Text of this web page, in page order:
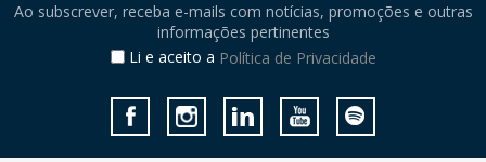
Ao subscrever, receba e-mails com notícias, promoções e outras
informações pertinentes
Li e aceito a Política de Privacidade